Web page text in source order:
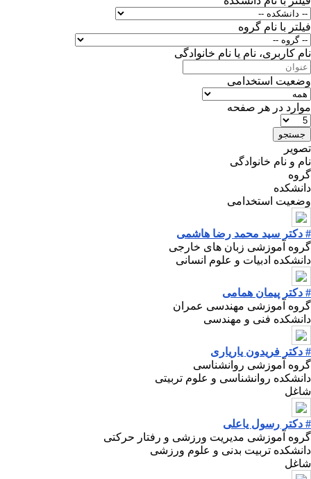
فیلتر با نام گروه
نام کاربرى، نام یا نام خانوادگى
وضعیت استخدامی
موارد در هر صفحه
تصویر
نام و نام خانوادگی
گروه
دانشکده
وضعیت استخدامی
# دکتر سید محمد رضا هاشمی
گروه آموزشی زبان های خارجی
دانشکده ادبیات و علوم انسانی
# دکتر پیمان همامی
گروه آموزشی مهندسی عمران
دانشکده فنی و مهندسی
# دکتر فریدون یاریاری
گروه آموزشی روانشناسی
دانشکده روانشناسی و علوم تربیتی
شاغل
# دکتر رسول یاعلی
گروه آموزشی مدیریت ورزشی و رفتار حرکتی
دانشکده تربیت بدنی و علوم ورزشی
شاغل